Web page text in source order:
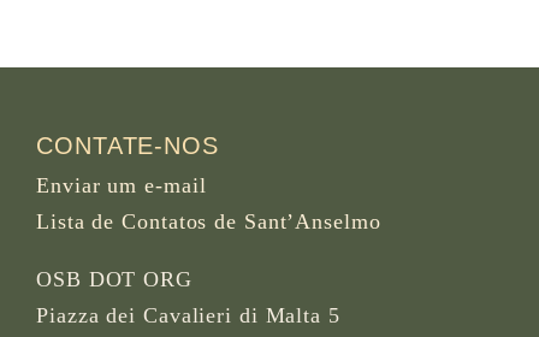
CONTATE-NOS
Enviar um e-mail
Lista de Contatos de Sant’Anselmo
OSB DOT ORG
Piazza dei Cavalieri di Malta 5